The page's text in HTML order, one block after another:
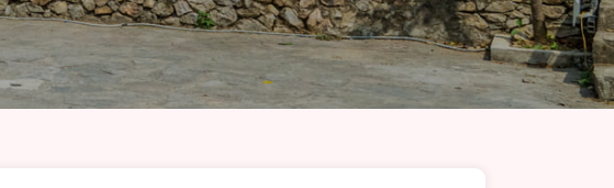
Người lớn
Trẻ em
Em bé